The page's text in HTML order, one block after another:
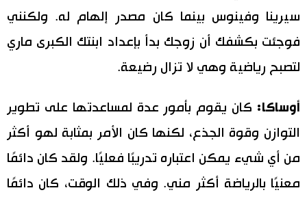
سيرينا وفينوس بينما كان مصدر إلهام له. ولكنني
فوجئت بكشفك أن زوجك بدأ بإعداد ابنتك الكبرى ماري
لتصبح رياضية وهي لا تزال رضيعة.
أوساكا: كان يقوم بأمور عدة لمساعدتها على تطوير
التوازن وقوة الجذع، لكنها كان الأمر بمثابة لهو أكثر
من أي شيء يمكن اعتباره تدريبًا فعليًا. ولقد كان دائمًا
معنيًا بالرياضة أكثر مني. وفي ذلك الوقت، كان دائمًا